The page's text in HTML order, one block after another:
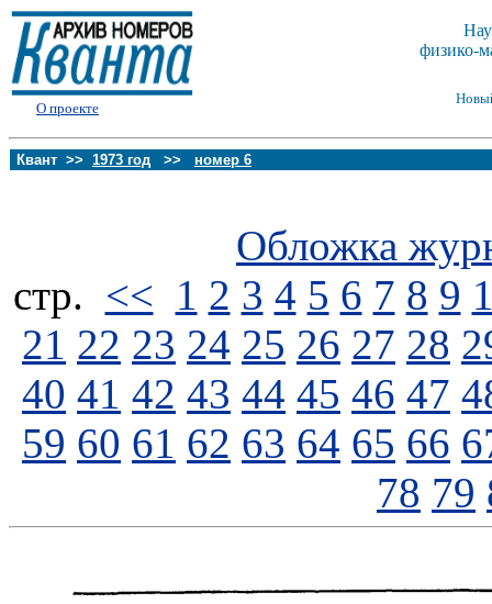
О проекте
физико-
Квант >> 1973 год >> номер 6
Обложка
стp. << 1 2 3 4 5 6 7 8 9
21 22 23 24 25 26 27 28
40 41 42 43 44 45 46 47
59 60 61 62 63 64 65 66
78 79